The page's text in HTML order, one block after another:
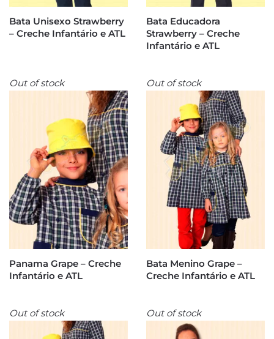
Bata Unisexo Strawberry
– Creche Infantário e ATL
Bata Educadora
Strawberry – Creche
Infantário e ATL
Out of stock
Panama Grape – Creche
Infantário e ATL
Out of stock
Bata Menino Grape –
Creche Infantário e ATL
Out of stock Out of stock